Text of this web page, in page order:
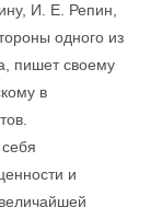
И. Е. Репин,
одного из
пишет своему
в
и